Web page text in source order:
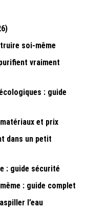
soi-même
vraiment
: guide
et prix
dans un petit
: guide sécurité
: guide complet
l’eau